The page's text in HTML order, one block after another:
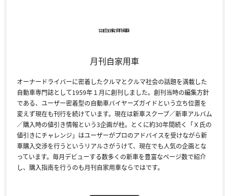
月刊自家用車
オーナードライバーに密着したクルマとクルマ社会の話題を満載した
自動車専門誌として1959年１月に創刊しました。創刊当時の編集方針
である、ユーザー密着型の自動車バイヤーズガイドという立ち位置を
変えず現在も刊行を続けています。現在は新車スクープ／新車アルバム
／購入時の値引き情報という3企画が柱。とくに約30年間続く「Ｘ氏の
値引きにチャレンジ」はユーザーがプロのアドバイスを受けながら新
車購入交渉を行うというリアルさがうけて、現在でも人気の企画とな
っています。毎月デビューする数多くの新車を豊富なページ数で紹介
し、購入指南を行うのも月刊自家用車ならではです。